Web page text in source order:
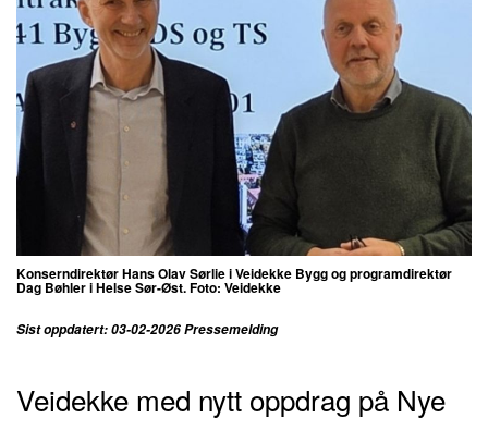
Konserndirektør Hans Olav Sørlie i Veidekke Bygg og programdirektør
Dag Bøhler i Helse Sør-Øst. Foto: Veidekke
Sist oppdatert: 03-02-2026 Pressemelding
Veidekke med nytt oppdrag på Nye